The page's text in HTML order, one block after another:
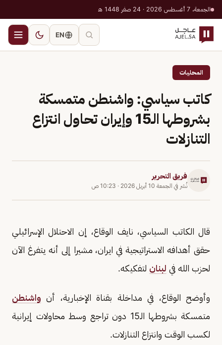
الجمعة، 7 أغسطس 2026 · 24 صفر 1448 هـ
EN
المحليات
كاتب سياسي: واشنطن متمسكة
بشروطها الـ15 وإيران تحاول انتزاع
التنازلات
فريق التحرير
نُشر في الجمعة 10 أبريل 2026 · 10:23 ص
قال الكاتب السياسي، نايف الوقاع، إن الاحتلال الإسرائيلي
حقق أهدافه الاستراتيجية في ايران، مشيرا إلى أنه يتفرغ الآن
لحزب الله في لبنان لتفكيكه.
وأوضح الوقاع، في مداخلة بقناة الإخبارية، أن واشنطن
متمسكة بشروطها الـ15 دون تراجع وسط محاولات إيرانية
لكسب الوقت وانتزاع التنازلات.